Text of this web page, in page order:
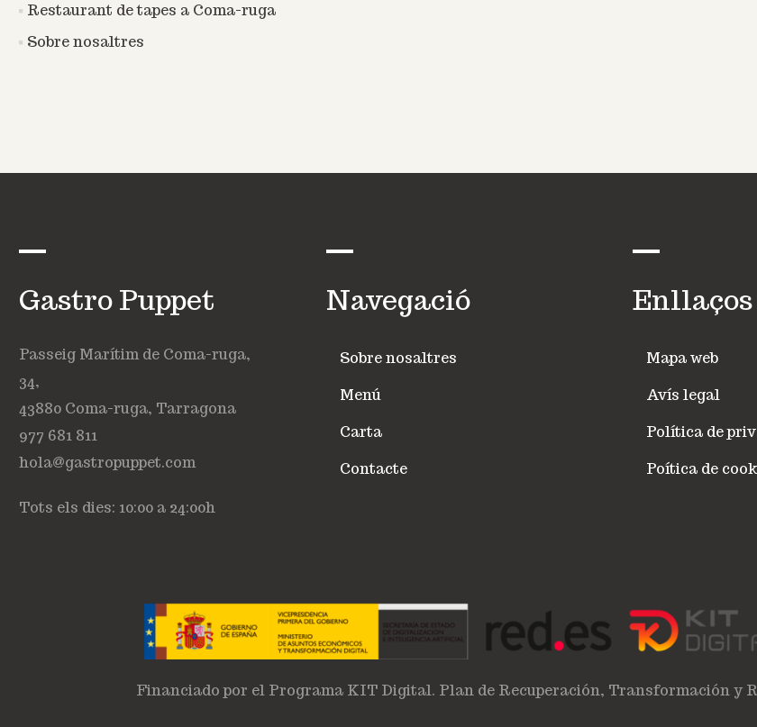
Restaurant de tapes a Coma-ruga
Sobre nosaltres
Gastro Puppet
Passeig Marítim de Coma-ruga,
34,
43880 Coma-ruga, Tarragona
977 681 811
hola@gastropuppet.com
Tots els dies: 10:00 a 24:00h
Navegació
Sobre nosaltres
Menú
Carta
Contacte
Mapa web
Avís legal
Política de
Poítica de
Financiado por el Programa KIT Digital. Plan de Recuperación, Transformación y